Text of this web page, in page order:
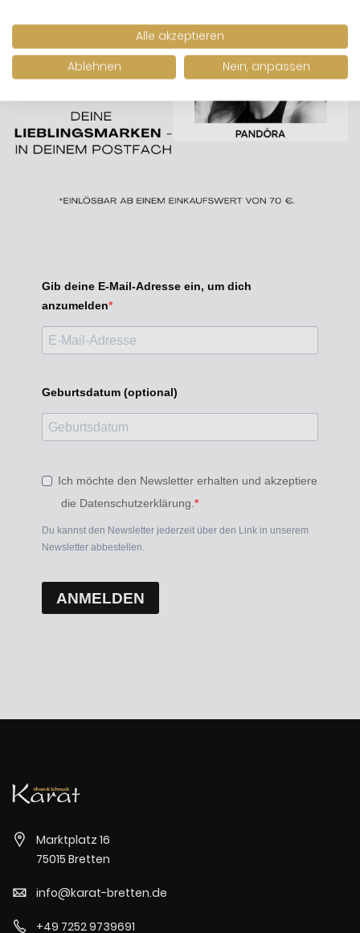
Gib deine E-Mail-Adresse ein, um dich
anzumelden
Geburtsdatum (optional)
Ich möchte den Newsletter erhalten und akzeptiere
die Datenschutzerklärung.
Du kannst den Newsletter jederzeit über den Link in unserem
Newsletter abbestellen.
ANMELDEN
Marktplatz 16
75015 Bretten
info@karat-bretten.de
+49 7252 9739691
Alle akzeptieren
Ablehnen
Nein, anpassen